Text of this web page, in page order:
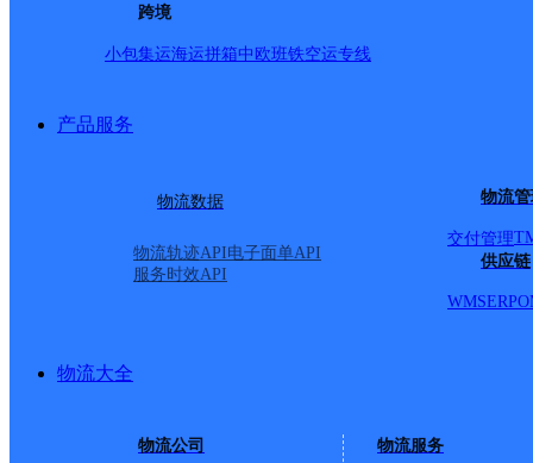
跨境
小包集运海运拼箱中欧班铁空运专线
产品服务
物流数据
物流轨迹API电子面单API
服务时效API
物流
交付管理
供应链
WMSERP
物流大全
物流公司 物流服务